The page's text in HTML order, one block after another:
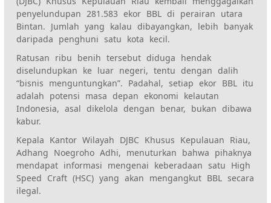
penyelundupan 281.583 ekor BBL di perairan utara
Bintan. Jumlah yang kalau dibayangkan, lebih banyak
daripada penghuni satu kota kecil.
Ratusan ribu benih tersebut diduga hendak
diselundupkan ke luar negeri, tentu dengan dalih
“bisnis menguntungkan”. Padahal, setiap ekor BBL itu
adalah potensi masa depan ekonomi kelautan
Indonesia, asal dikelola dengan benar, bukan dibawa
kabur.
Kepala Kantor Wilayah DJBC Khusus Kepulauan Riau,
Adhang Noegroho Adhi, menuturkan bahwa pihaknya
mendapat informasi mengenai keberadaan satu High
Speed Craft (HSC) yang akan mengangkut BBL secara
ilegal.